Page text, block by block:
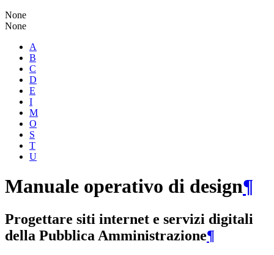
None
None
A
B
C
D
E
I
M
O
S
T
U
Manuale operativo di design¶
Progettare siti internet e servizi digitali
della Pubblica Amministrazione¶